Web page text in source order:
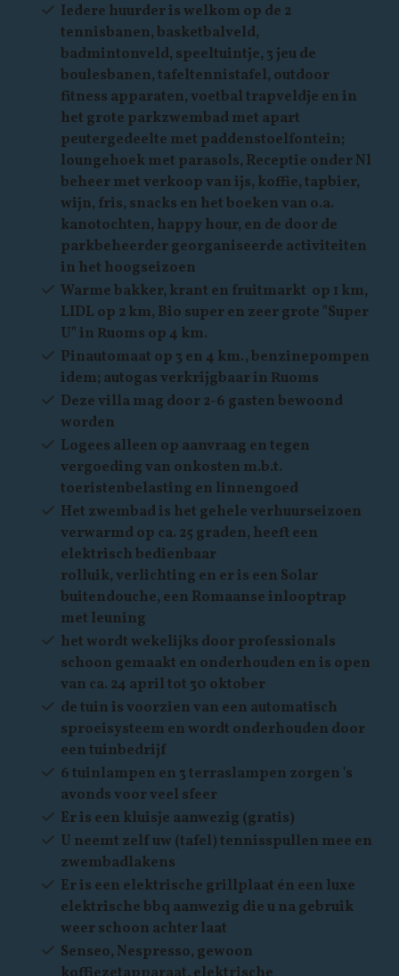
Iedere huurder is welkom op de 2
tennisbanen, basketbalveld,
badmintonveld, speeltuintje, 3 jeu de
boulesbanen, tafeltennistafel, outdoor
fitness apparaten, voetbal trapveldje en in
het grote parkzwembad met apart
peutergedeelte met paddenstoelfontein;
loungehoek met parasols, Receptie onder Nl
beheer met verkoop van ijs, koffie, tapbier,
wijn, fris, snacks en het boeken van o.a.
kanotochten, happy hour, en de door de
parkbeheerder georganiseerde activiteiten
in het hoogseizoen
Warme bakker, krant en fruitmarkt op 1 km,
LIDL op 2 km, Bio super en zeer grote "Super
U" in Ruoms op 4 km.
Pinautomaat op 3 en 4 km., benzinepompen
idem; autogas verkrijgbaar in Ruoms
Deze villa mag door 2-6 gasten bewoond
worden
Logees alleen op aanvraag en tegen
vergoeding van onkosten m.b.t.
toeristenbelasting en linnengoed
Het zwembad is het gehele verhuurseizoen
verwarmd op ca. 25 graden, heeft een
elektrisch bedienbaar
rolluik, verlichting en er is een Solar
buitendouche, een Romaanse inlooptrap
met leuning
het wordt wekelijks door professionals
schoon gemaakt en onderhouden en is open
van ca. 24 april tot 30 oktober
de tuin is voorzien van een automatisch
sproeisysteem en wordt onderhouden door
een tuinbedrijf
6 tuinlampen en 3 terraslampen zorgen 's
avonds voor veel sfeer
Er is een kluisje aanwezig (gratis)
U neemt zelf uw (tafel) tennisspullen mee en
zwembadlakens
Er is een elektrische grillplaat én een luxe
elektrische bbq aanwezig die u na gebruik
weer schoon achter laat
Senseo, Nespresso, gewoon